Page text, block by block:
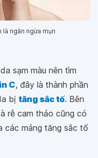
là ngăn ngừa mụn
sạm màu nên tìm
C, đây là thành phần
bị tăng sắc tố. Bên
rễ cam thảo cũng có
các mảng tăng sắc tố